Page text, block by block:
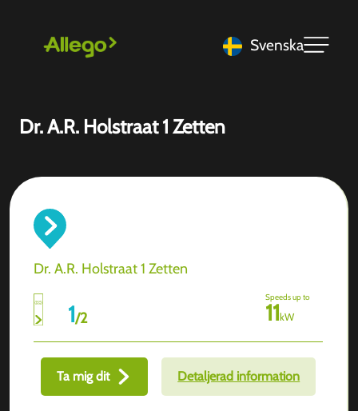
Svenska
Dr. A.R. Holstraat 1 Zetten
Dr. A.R. Holstraat 1 Zetten
1/2
Speeds up to
11kW
Ta mig dit Detaljerad information